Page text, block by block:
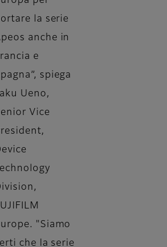
la serie
anche in
e
spiega
Ueno,
Vice
"Siamo
che la serie